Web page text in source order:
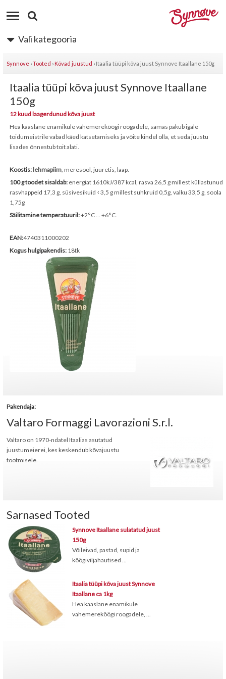
Vali kategooria
Synnove ›Tooted › Kõvad juustud › Itaalia tüüpi kõva juust Synnove Itaallane 150g
Itaalia tüüpi kõva juust Synnove Itaallane
150g
12 kuud laagerdunud kõva juust
Hea kaaslane enamikule vahemereköögi roogadele, samas pakub igale
toidumeistrile vabad käed katsetamiseks ja võite kindel olla, et seda juustu
lisades õnnestub toit alati.
Koostis: lehmapiim, meresool, juuretis, laap.
100 g toodet sisaldab: energiat 1610kJ/387 kcal, rasva 26,5 g millest küllastunud
rasvhappeid 17,3 g, süsivesikuid ‹ 3,5 g millest suhkruid 0,5g, valku 33,5 g, soola
1,75g
Säilitamine temperatuuril:+2°C ... +6°C.
EAN:4740311000202
Kogus hulgipakendis: 18tk
Pakendaja:
Valtaro Formaggi Lavorazioni S.r.l.
Valtaro on 1970-ndatel Itaalias asutatud
juustumeierei, kes keskendub kõvajuustu
tootmisele.
Sarnased Tooted
Synnove Itaallane sulatatud juust
150g
Võileivad, pastad, supid ja
köögiviljahautised ...
Itaalia tüüpi kõva juust Synnove
Itaallane ca 1kg
Hea kaaslane enamikule
vahemereköögi roogadele, ...